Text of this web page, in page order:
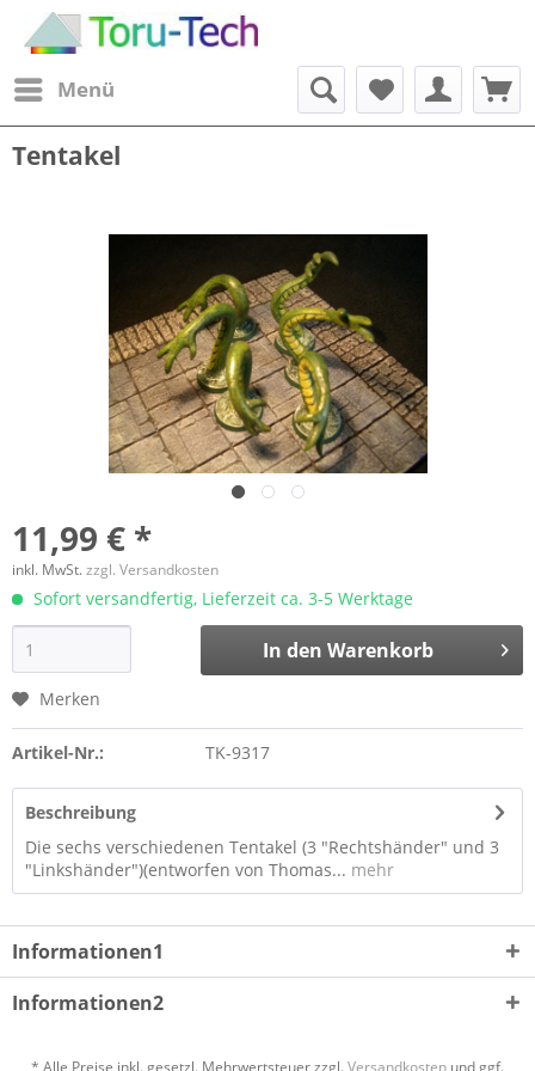
Menü
Tentakel
11,99 € *
inkl. MwSt.zzgl. Versandkosten
Sofort versandfertig, Lieferzeit ca. 3-5 Werktage
In den Warenkorb
Merken
Artikel-Nr.: TK-9317
Beschreibung
Die sechs verschiedenen Tentakel (3 "Rechtshänder" und 3
"Linkshänder")(entworfen von Thomas... mehr
Informationen1
Informationen2